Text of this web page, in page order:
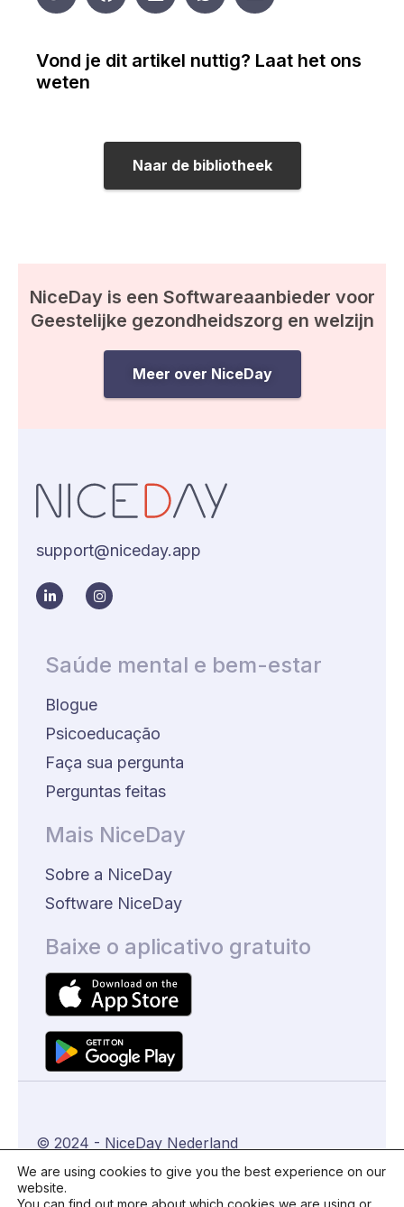
Vond je dit artikel nuttig? Laat het ons
weten
Naar de bibliotheek
NiceDay is een Softwareaanbieder voor
Geestelijke gezondheidszorg en welzijn
Meer over NiceDay
support@niceday.app
Saúde mental e bem-estar
Blogue
Psicoeducação
Faça sua pergunta
Perguntas feitas
Mais NiceDay
Sobre a NiceDay
Software NiceDay
Baixe o aplicativo gratuito
© 2024 - NiceDay Nederland
Algemene voorwaarden
We are using cookies to give you the best experience on our
website.
You can find out more about which cookies we are using or